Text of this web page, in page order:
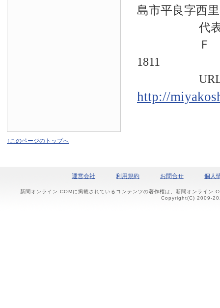
島市平良字西
代表電話
Ｆ Ａ
1811
URL
http://
↑このページのトップへ
運営会社 利用規約 お問合せ 個人
新聞オンライン.COMに掲載されているコンテンツの著作権は、新聞オンライン
Copyright(C) 2009-